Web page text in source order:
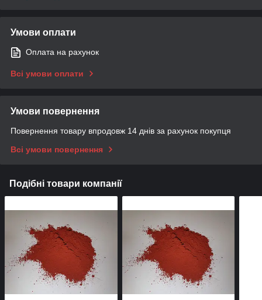
Умови оплати
Оплата на рахунок
Всі умови оплати
Умови повернення
Повернення товару впродовж 14 днів за рахунок покупця
Всі умови повернення
Подібні товари компанії